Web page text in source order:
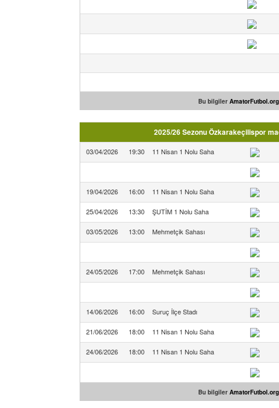
Bu bilgiler AmatorFutbol.org
2025/26 Sezonu Özkarakeçilispor
03/04/2026 19:30 11 Nisan 1 Nolu Saha
19/04/2026 16:00 11 Nisan 1 Nolu Saha
25/04/2026 13:30 ŞUTİM 1 Nolu Saha
03/05/2026 13:00 Mehmetçik Sahası
24/05/2026 17:00 Mehmetçik Sahası
14/06/2026 16:00 Suruç İlçe Stadı
21/06/2026 18:00 11 Nisan 1 Nolu Saha
24/06/2026 18:00 11 Nisan 1 Nolu Saha
Bu bilgiler AmatorFutbol.org